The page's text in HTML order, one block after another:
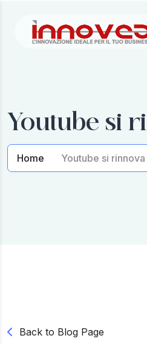
Youtube si
Home Youtube si rinnova
Back to Blog Page